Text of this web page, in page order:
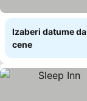
Izaberi datume
cene